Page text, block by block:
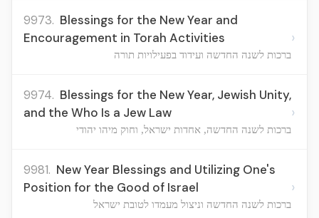
9973. Blessings for the New Year and
Encouragement in Torah Activities
ברכות לשנה החדשה ועידוד בפעילויות תורה
›
9974. Blessings for the New Year, Jewish Unity,
and the Who Is a Jew Law
ברכות לשנה החדשה, אחדות ישראל, וחוק מיהו יהודי
›
9981. New Year Blessings and Utilizing One's
Position for the Good of Israel
ברכות לשנה החדשה וניצול מעמדו לטובת ישראל
›